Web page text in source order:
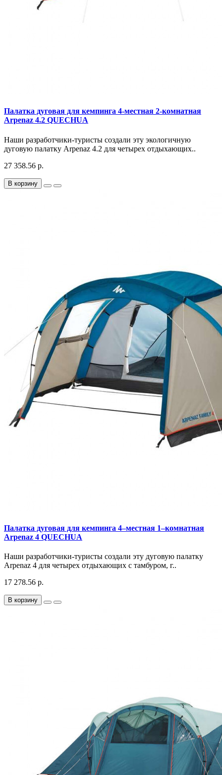
Палатка дуговая для кемпинга 4-местная 2-комнатная
Arpenaz 4.2 QUECHUA
Наши разработчики-туристы создали эту экологичную
дуговую палатку Arpenaz 4.2 для четырех отдыхающих..
27 358.56 р.
В корзину
Палатка дуговая для кемпинга 4–местная 1–комнатная
Arpenaz 4 QUECHUA
Наши разработчики-туристы создали эту дуговую палатку
Arpenaz 4 для четырех отдыхающих с тамбуром, г..
17 278.56 р.
В корзину